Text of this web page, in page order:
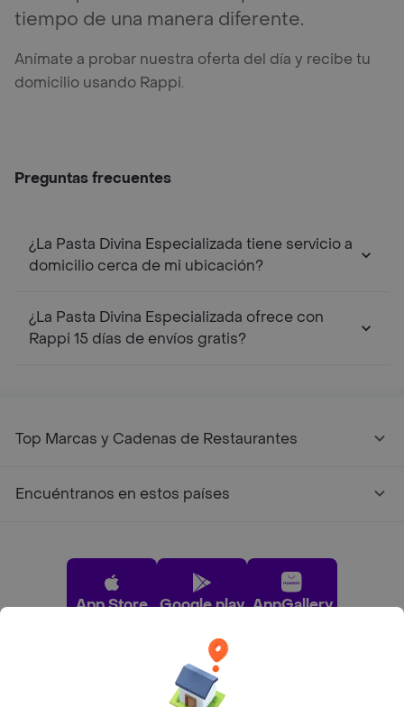
tiempo de una manera diferente.
Anímate a probar nuestra oferta del día y recibe tu
domicilio usando Rappi.
Preguntas frecuentes
¿La Pasta Divina Especializada tiene servicio a
domicilio cerca de mi ubicación?
¿La Pasta Divina Especializada ofrece con
Rappi 15 días de envíos gratis?
Top Marcas y Cadenas de Restaurantes
Encuéntranos en estos países
App Store Google play AppGallery
Pide tu comida favorita cerca de ti